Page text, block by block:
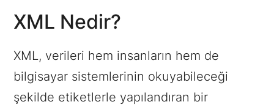
XML Nedir?
XML, verileri hem insanların hem de
bilgisayar sistemlerinin okuyabileceği
şekilde etiketlerle yapılandıran bir